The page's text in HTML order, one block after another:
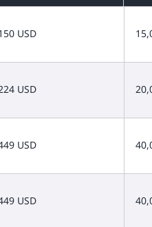
USD
USD
USD
USD